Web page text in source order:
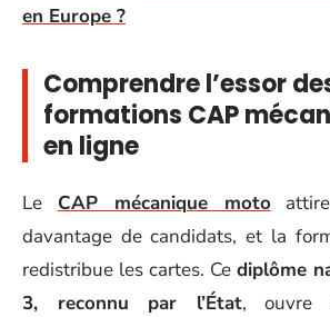
en Europe ?
Comprendre l’essor
formations CAP
en ligne
Le CAP mécanique moto
davantage de candidats, et la
redistribue les cartes. Ce diplôme
3, reconnu par l’État, ouvre